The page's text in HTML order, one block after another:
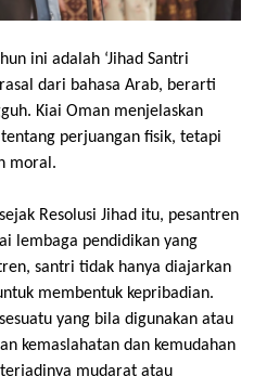
ini adalah ‘Jihad Santri
dari bahasa Arab, berarti
Kiai Oman menjelaskan
perjuangan fisik, tetapi
moral.
Resolusi Jihad itu, pesantren
lembaga pendidikan yang
santri tidak hanya diajarkan
membentuk kepribadian.
yang bila digunakan atau
kemaslahatan dan kemudahan
mudarat atau